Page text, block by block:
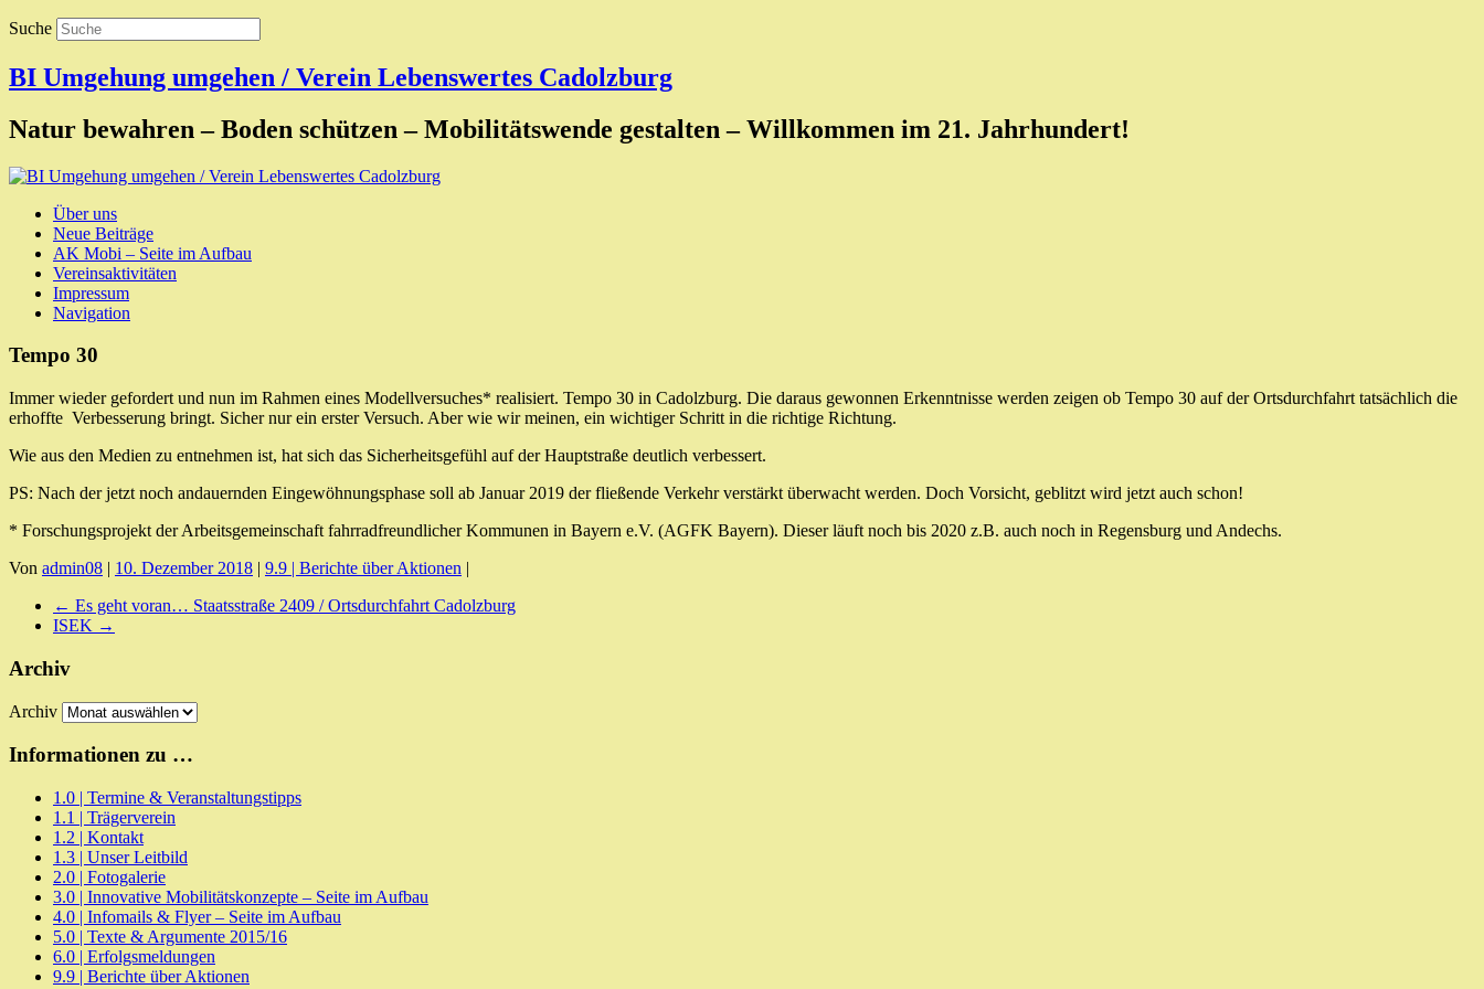
Suche
BI Umgehung umgehen / Verein Lebenswertes Cadolzburg
Natur bewahren – Boden schützen – Mobilitätswende gestalten – Willkommen im 21. Jahrhundert!
Über uns
Neue Beiträge
AK Mobi – Seite im Aufbau
Vereinsaktivitäten
Impressum
Navigation
Tempo 30
Immer wieder gefordert und nun im Rahmen eines Modellversuches* realisiert. Tempo 30 in Cadolzburg. Die daraus gewonnen Erkenntnisse werden zeigen ob Tempo 30 auf der Ortsdurchfahrt tatsächlich die
erhoffte Verbesserung bringt. Sicher nur ein erster Versuch. Aber wie wir meinen, ein wichtiger Schritt in die richtige Richtung.
Wie aus den Medien zu entnehmen ist, hat sich das Sicherheitsgefühl auf der Hauptstraße deutlich verbessert.
PS: Nach der jetzt noch andauernden Eingewöhnungsphase soll ab Januar 2019 der fließende Verkehr verstärkt überwacht werden. Doch Vorsicht, geblitzt wird jetzt auch schon!
* Forschungsprojekt der Arbeitsgemeinschaft fahrradfreundlicher Kommunen in Bayern e.V. (AGFK Bayern). Dieser läuft noch bis 2020 z.B. auch noch in Regensburg und Andechs.
Von admin08 | 10. Dezember 2018 | 9.9 | Berichte über Aktionen |
← Es geht voran… Staatsstraße 2409 / Ortsdurchfahrt Cadolzburg
ISEK →
Archiv
Archiv
Informationen zu …
1.0 | Termine & Veranstaltungstipps
1.1 | Trägerverein
1.2 | Kontakt
1.3 | Unser Leitbild
2.0 | Fotogalerie
3.0 | Innovative Mobilitätskonzepte – Seite im Aufbau
4.0 | Infomails & Flyer – Seite im Aufbau
5.0 | Texte & Argumente 2015/16
6.0 | Erfolgsmeldungen
9.9 | Berichte über Aktionen